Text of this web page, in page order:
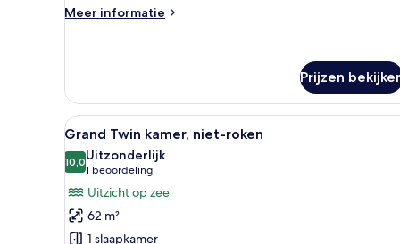
Meer informatie
Meer
kamer,
niet-
roken
Prijzen
Alle
foto's
voor
Grand
Twin
kamer,
Een kleine kamer met een
15
Grand Twin kamer, niet-roken
10,010,0 van 10
Uitzonderlijk
1 beoordeling
(1
beoordeling)
Uitzicht op zee
62 m²
1 slaapkamer